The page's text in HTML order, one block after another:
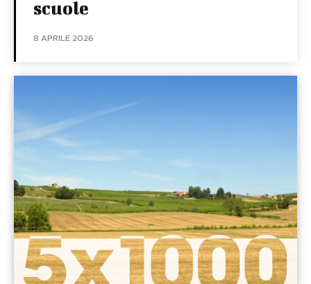
scuole
8 APRILE 2026